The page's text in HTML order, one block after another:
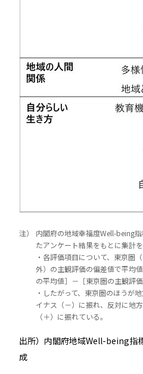
注）
内閣府の地域幸福度Well-being
たアンケート結果をもとに集計を
・各評価項目について、東京圏
外）の主観評価の偏差値で平均
の平均値］－［東京圏の主観評
・したがって、東京圏のほうが
イナス（－）に振れ、反対に地
（＋）に振れている。
出所）内閣府地域Well-being指
成